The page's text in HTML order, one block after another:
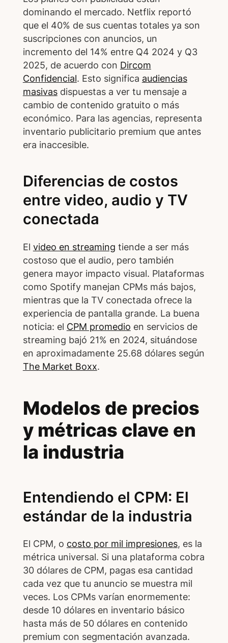
dominando el mercado. Netflix reportó
que el 40% de sus cuentas totales ya son
suscripciones con anuncios, un
incremento del 14% entre Q4 2024 y Q3
2025, de acuerdo con Dircom
Confidencial. Esto significa audiencias
masivasdispuestas a ver tu mensaje a
cambio de contenido gratuito o más
económico. Para las agencias, representa
inventario publicitario premium que antes
era inaccesible.
Diferencias de costos
entre video, audio y TV
conectada
El video en streaming tiende a ser más
costoso que el audio, pero también
genera mayor impacto visual. Plataformas
como Spotify manejan CPMs más bajos,
mientras que la TV conectada ofrece la
experiencia de pantalla grande. La buena
noticia: el CPM promedio en servicios de
streaming bajó 21% en 2024, situándose
en aproximadamente 25.68 dólares según
The Market Boxx.
Modelos de precios
y métricas clave en
la industria
Entendiendo el CPM: El
estándar de la industria
El CPM, o costo por mil impresiones, es la
métrica universal. Si una plataforma cobra
30 dólares de CPM, pagas esa cantidad
cada vez que tu anuncio se muestra mil
veces. Los CPMs varían enormemente:
desde 10 dólares en inventario básico
hasta más de 50 dólares en contenido
premium con segmentación avanzada.